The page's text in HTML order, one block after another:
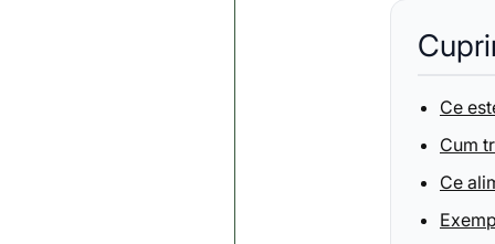
Ce
Cum
Ce